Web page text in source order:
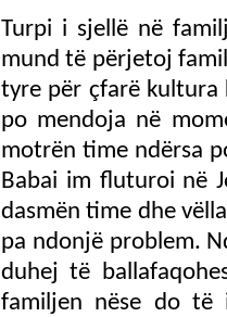
Turpi i sjellë në
mund të përjetoj
tyre për çfarë kultura
po mendoja në
motrën time ndërsa
Babai im fluturoi në
dasmën time dhe
pa ndonjë problem.
duhej të
familjen nëse do të